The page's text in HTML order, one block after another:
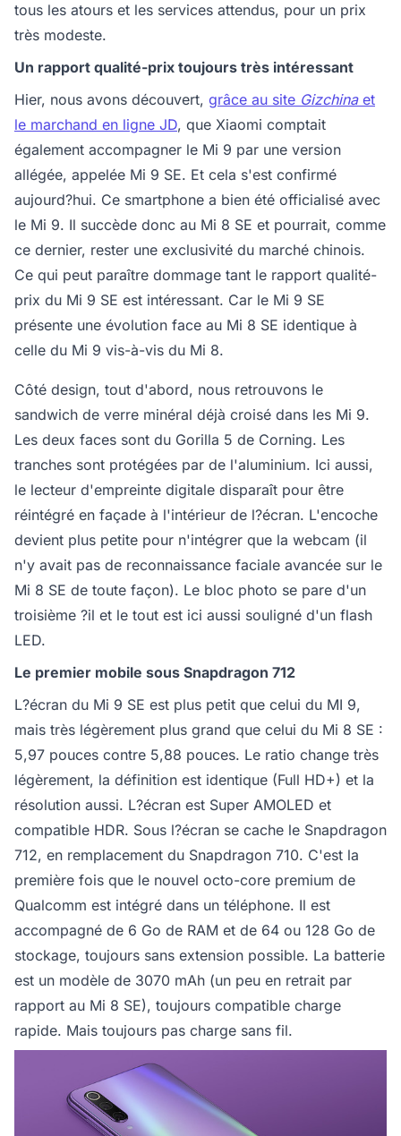
tous les atours et les services attendus, pour un prix
très modeste.
Un rapport qualité-prix toujours très intéressant
Hier, nous avons découvert, grâce au site Gizchinaet
le marchand en ligne JD, que Xiaomi comptait
également accompagner le Mi 9 par une version
allégée, appelée Mi 9 SE. Et cela s'est confirmé
aujourd?hui. Ce smartphone a bien été officialisé avec
le Mi 9. Il succède donc au Mi 8 SE et pourrait, comme
ce dernier, rester une exclusivité du marché chinois.
Ce qui peut paraître dommage tant le rapport qualité-
prix du Mi 9 SE est intéressant. Car le Mi 9 SE
présente une évolution face au Mi 8 SE identique à
celle du Mi 9 vis-à-vis du Mi 8.
Côté design, tout d'abord, nous retrouvons le
sandwich de verre minéral déjà croisé dans les Mi 9.
Les deux faces sont du Gorilla 5 de Corning. Les
tranches sont protégées par de l'aluminium. Ici aussi,
le lecteur d'empreinte digitale disparaît pour être
réintégré en façade à l'intérieur de l?écran. L'encoche
devient plus petite pour n'intégrer que la webcam (il
n'y avait pas de reconnaissance faciale avancée sur le
Mi 8 SE de toute façon). Le bloc photo se pare d'un
troisième ?il et le tout est ici aussi souligné d'un flash
LED.
Le premier mobile sous Snapdragon 712
L?écran du Mi 9 SE est plus petit que celui du MI 9,
mais très légèrement plus grand que celui du Mi 8 SE :
5,97 pouces contre 5,88 pouces. Le ratio change très
légèrement, la définition est identique (Full HD+) et la
résolution aussi. L?écran est Super AMOLED et
compatible HDR. Sous l?écran se cache le Snapdragon
712, en remplacement du Snapdragon 710. C'est la
première fois que le nouvel octo-core premium de
Qualcomm est intégré dans un téléphone. Il est
accompagné de 6 Go de RAM et de 64 ou 128 Go de
stockage, toujours sans extension possible. La batterie
est un modèle de 3070 mAh (un peu en retrait par
rapport au Mi 8 SE), toujours compatible charge
rapide. Mais toujours pas charge sans fil.